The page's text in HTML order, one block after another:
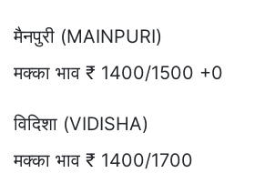
मैनपुरी (MAINPURI)
मक्का भाव ₹ 1400/1500 +0
विदिशा (VIDISHA)
मक्का भाव ₹ 1400/1700